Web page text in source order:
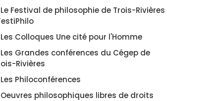
Le Festival de philosophie de Trois-Rivières
Les Colloques Une cité pour l'Homme
Les Grandes conférences du Cégep de
Rivières
Les Philoconférences
Oeuvres philosophiques libres de droits